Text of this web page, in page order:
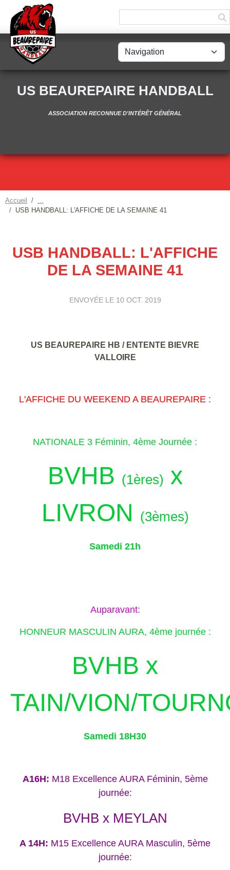
US BEAUREPAIRE HANDBALL
ASSOCIATION RECONNUE D'INTÉRÊT GÉNÉRAL
Accueil
USB HANDBALL: L'AFFICHE DE LA SEMAINE 41
USB HANDBALL: L'AFFICHE
DE LA SEMAINE 41
ENVOYÉE LE 10 OCT. 2019
US BEAUREPAIRE HB / ENTENTE BIEVRE
VALLOIRE
L'AFFICHE DU WEEKEND A BEAUREPAIRE :
NATIONALE 3 Féminin, 4ème Journée :
BVHB (1ères) x
LIVRON (3èmes)
Samedi 21h
Auparavant:
HONNEUR MASCULIN AURA, 4ème journée :
BVHB x
TAIN/VION/
Samedi 18H30
A16H: M18 Excellence AURA Féminin, 5ème
journée:
BVHB x MEYLAN
A 14H: M15 Excellence AURA Masculin, 5ème
journée:
Panneau de gestion des cookies